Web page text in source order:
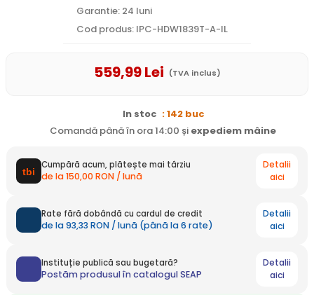
Garantie: 24 luni
Cod produs: IPC-HDW1839T-A-IL
559,99Lei (TVA inclus)
In stoc : 142 buc
Comandă până în ora 14:00 și expediem mâine
Cumpără acum, plătește mai târziu
de la 150,00 RON / lună
Detalii
aici
Rate fără dobândă cu cardul de credit
de la 93,33 RON / lună (până la 6 rate)
Detalii
aici
Instituție publică sau bugetară?
Postăm produsul în catalogul SEAP
Detalii
aici